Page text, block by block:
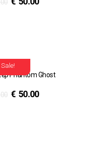
Sale!
Phantom Ghost
€ 50.00